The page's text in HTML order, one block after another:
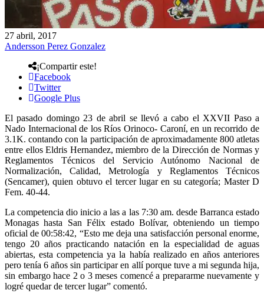
27 abril, 2017
Andersson Perez Gonzalez
¡Compartir este!
Facebook
Twitter
Google Plus
El pasado domingo 23 de abril se llevó a cabo el XXVII Paso a
Nado Internacional de los Ríos Orinoco- Caroní, en un recorrido de
3.1K. contando con la participación de aproximadamente 800 atletas
entre ellos Eldris Hernandez, miembro de la Dirección de Normas y
Reglamentos Técnicos del Servicio Autónomo Nacional de
Normalización, Calidad, Metrología y Reglamentos Técnicos
(Sencamer), quien obtuvo el tercer lugar en su categoría; Master D
Fem. 40-44.
La competencia dio inicio a las a las 7:30 am. desde Barranca estado
Monagas hasta San Félix estado Bolívar, obteniendo un tiempo
oficial de 00:58:42, “Esto me deja una satisfacción personal enorme,
tengo 20 años practicando natación en la especialidad de aguas
abiertas, esta competencia ya la había realizado en años anteriores
pero tenía 6 años sin participar en allí porque tuve a mi segunda hija,
sin embargo hace 2 o 3 meses comencé a prepararme nuevamente y
logré quedar de tercer lugar” comentó.